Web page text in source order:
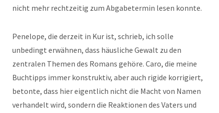
nicht mehr rechtzeitig zum Abgabetermin lesen konnte.
Penelope, die derzeit in Kur ist, schrieb, ich solle
unbedingt erwähnen, dass häusliche Gewalt zu den
zentralen Themen des Romans gehöre. Caro, die meine
Buchtipps immer konstruktiv, aber auch rigide korrigiert,
betonte, dass hier eigentlich nicht die Macht von Namen
verhandelt wird, sondern die Reaktionen des Vaters und